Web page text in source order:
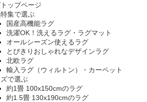
ップページ
集で選ぶ
国産高機能ラグ
洗濯OK！洗えるラグ・ラグマット
オールシーズン使えるラグ
とびきりおしゃれなデザインラグ
北欧ラグ
輸入ラグ（ウィルトン）・カーペット
で選ぶ
約1畳 100x150cmのラグ
約1.5畳 130x190cmのラグ